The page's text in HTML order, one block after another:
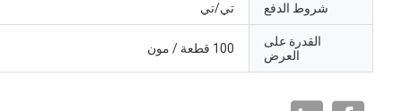
شروط الدفع تي/تي
القدرة على
العرض
100 قطعة / مون